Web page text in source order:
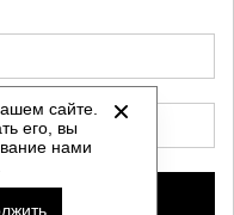
- все права
магазином и
офертой.
данных
сайте.
его, вы
нами